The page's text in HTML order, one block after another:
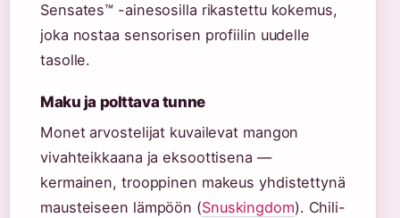
Sensates™ -ainesosilla rikastettu kokemus,
joka nostaa sensorisen profiilin uudelle
tasolle.
Maku ja polttava tunne
Monet arvostelijat kuvailevat mangon
vivahteikkaana ja eksoottisena —
kermainen, trooppinen makeus yhdistettynä
mausteiseen lämpöön (Snuskingdom). Chili-